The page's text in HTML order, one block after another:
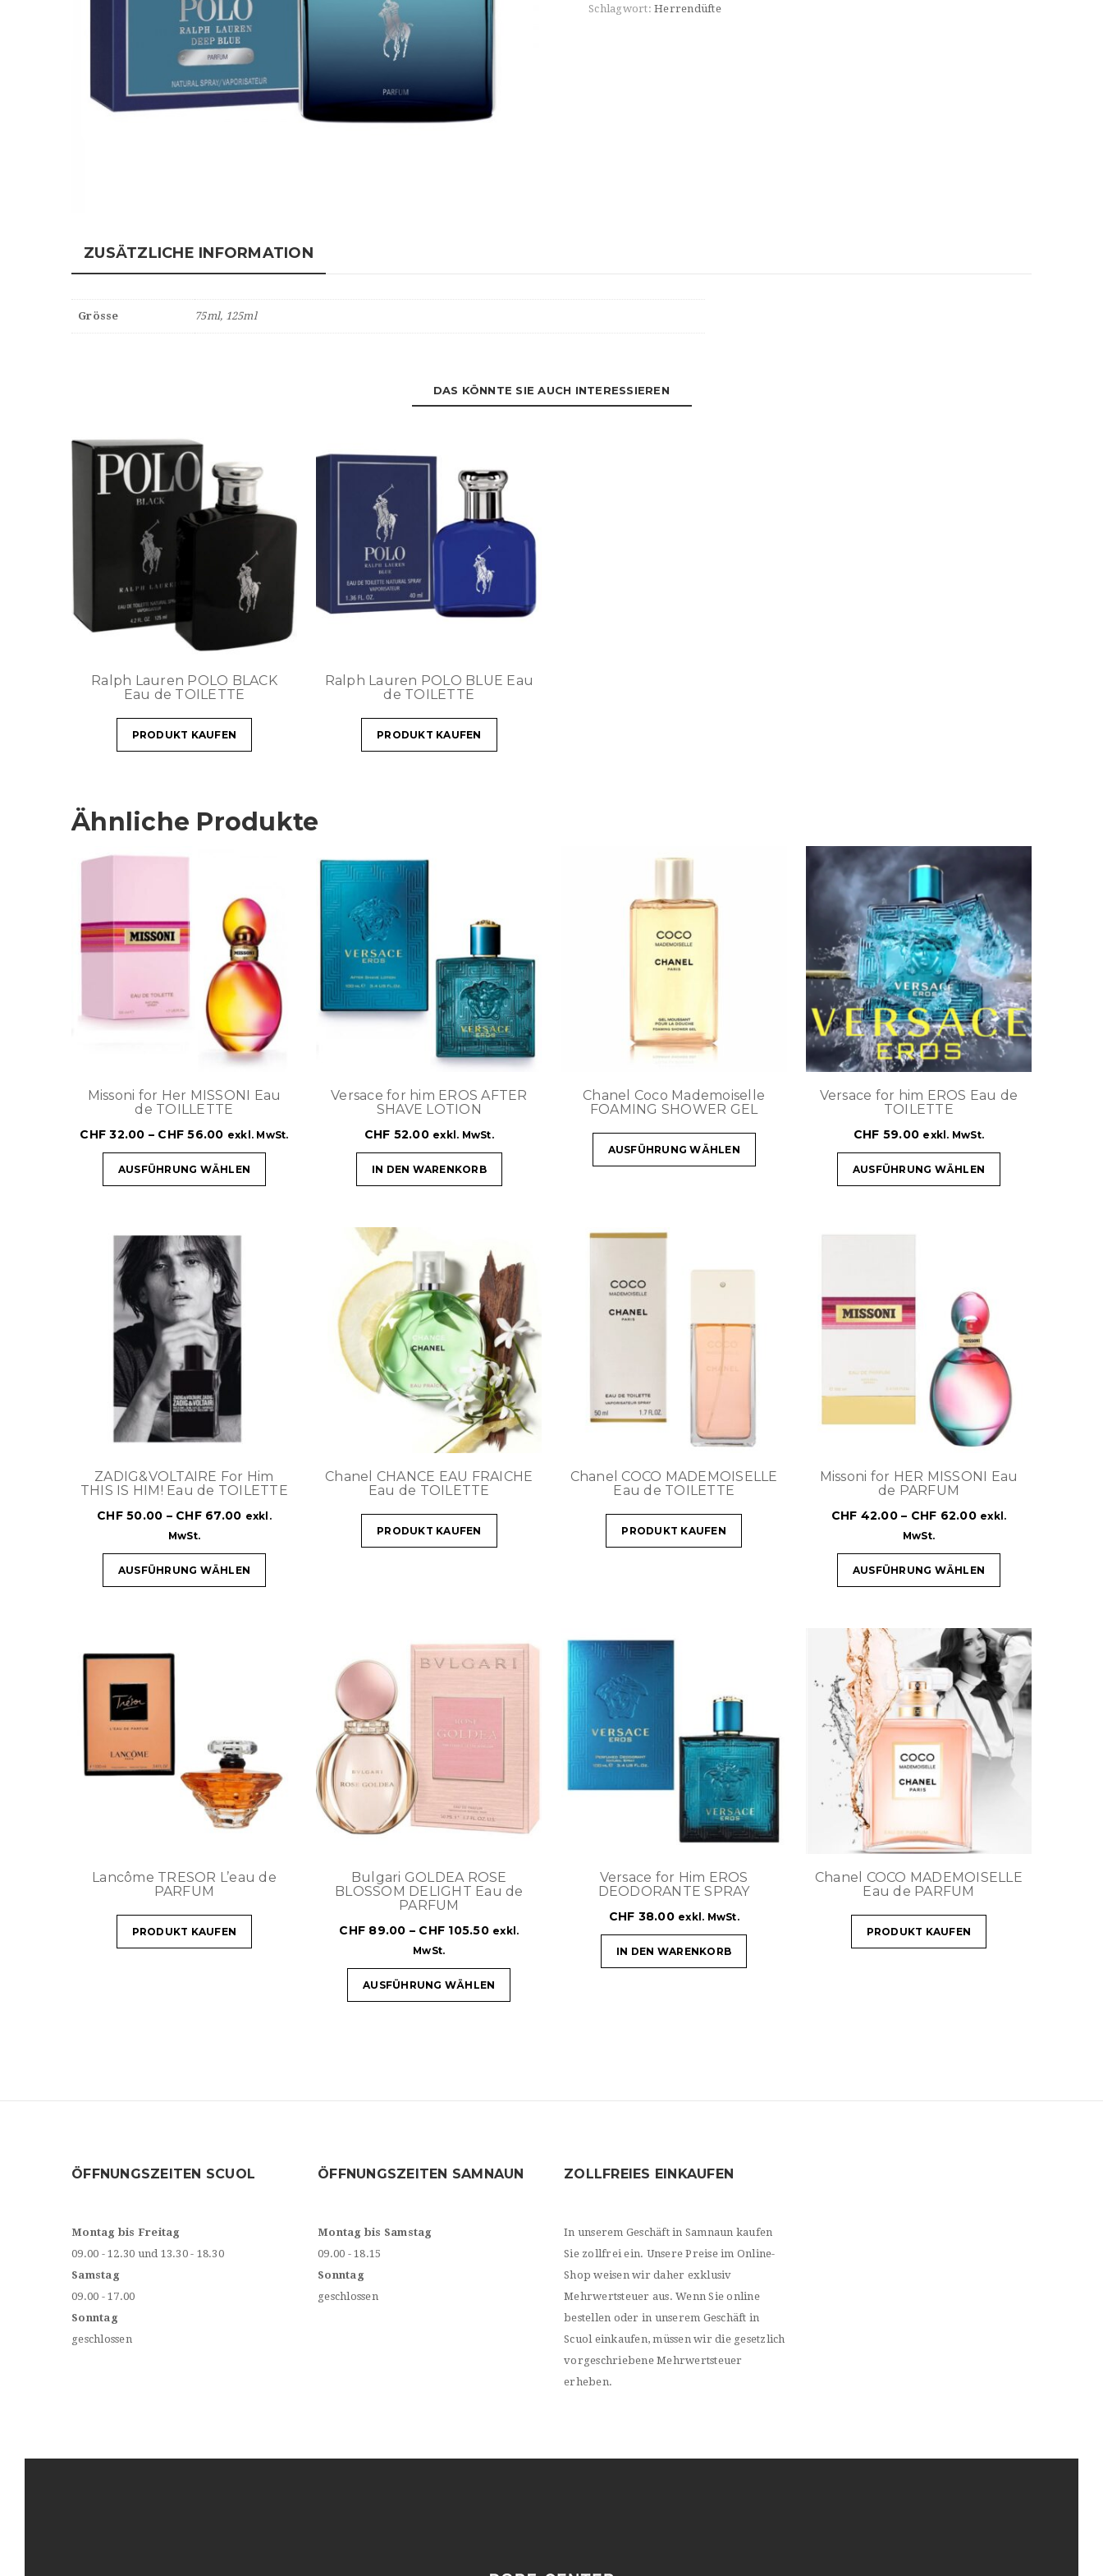
Schlagwort: Herrendüfte
ZUSÄTZLICHE INFORMATION
Grösse 75ml, 125ml
DAS KÖNNTE SIE AUCH INTERESSIEREN
Ralph Lauren POLO BLACK
Eau de TOILETTE
PRODUKT KAUFEN
Ralph Lauren POLO BLUE Eau
de TOILETTE
PRODUKT KAUFEN
Ähnliche Produkte
Missoni for Her MISSONI Eau
de TOILLETTE
CHF 32.00 – CHF 56.00 exkl. MwSt.
AUSFÜHRUNG WÄHLEN
Versace for him EROS AFTER
SHAVE LOTION
CHF 52.00 exkl. MwSt.
IN DEN WARENKORB
Chanel Coco Mademoiselle
FOAMING SHOWER GEL
AUSFÜHRUNG WÄHLEN
Versace for him EROS Eau de
TOILETTE
CHF 59.00 exkl. MwSt.
AUSFÜHRUNG WÄHLEN
ZADIG&VOLTAIRE For Him
THIS IS HIM! Eau de TOILETTE
CHF50.00 – CHF67.00 exkl.
MwSt.
AUSFÜHRUNG WÄHLEN
Chanel CHANCE EAU FRAICHE
Eau de TOILETTE
PRODUKT KAUFEN
Chanel COCO MADEMOISELLE
Eau de TOILETTE
PRODUKT KAUFEN
Missoni for HER MISSONI Eau
de PARFUM
CHF 42.00– CHF 62.00 exkl.
MwSt.
AUSFÜHRUNG WÄHLEN
Lancôme TRESOR L’eau de
PARFUM
PRODUKT KAUFEN
Bulgari GOLDEA ROSE
BLOSSOM DELIGHT Eau de
PARFUM
CHF 89.00 – CHF 105.50 exkl.
MwSt.
AUSFÜHRUNG WÄHLEN
Versace for Him EROS
DEODORANTE SPRAY
CHF 38.00 exkl. MwSt.
IN DEN WARENKORB
Chanel COCO MADEMOISELLE
Eau de PARFUM
PRODUKT KAUFEN
ÖFFNUNGSZEITEN SCUOL
Montag bis Freitag
09.00 - 12.30 und 13.30 - 18.30
Samstag
09.00 - 17.00
Sonntag
geschlossen
ÖFFNUNGSZEITEN SAMNAUN
Montag bis Samstag
09.00 - 18.15
Sonntag
geschlossen
ZOLLFREIES EINKAUFEN
In unserem Geschäft in Samnaun kaufen
Sie zollfrei ein. Unsere Preise im Online-
Shop weisen wir daher exklusiv
Mehrwertsteuer aus. Wenn Sie online
bestellen oder in unserem Geschäft in
Scuol einkaufen, müssen wir die gesetzlich
vorgeschriebene Mehrwertsteuer
erheben.